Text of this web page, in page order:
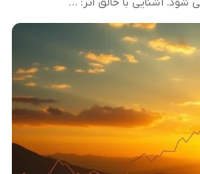
آشنایی با خالق اثر: …